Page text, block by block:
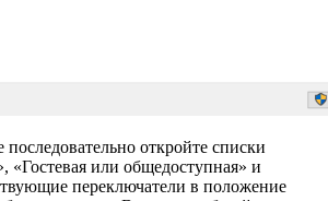
откройте списки
«Гостевая или общедоступная» и
переключатели в положение